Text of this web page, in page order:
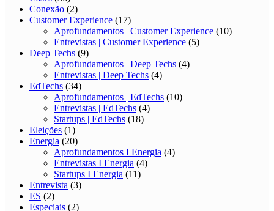
Conexão (2)
Customer Experience (17)
Aprofundamentos | Customer Experience (10)
Entrevistas | Customer Experience (5)
Deep Techs (9)
Aprofundamentos | Deep Techs (4)
Entrevistas | Deep Techs (4)
EdTechs (34)
Aprofundamentos | EdTechs (10)
Entrevistas | EdTechs (4)
Startups | EdTechs (18)
Eleições (1)
Energia (20)
Aprofundamentos I Energia (4)
Entrevistas I Energia (4)
Startups I Energia (11)
Entrevista (3)
ES (2)
Especiais (2)